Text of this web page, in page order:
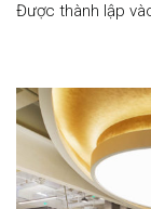
Được thành lập